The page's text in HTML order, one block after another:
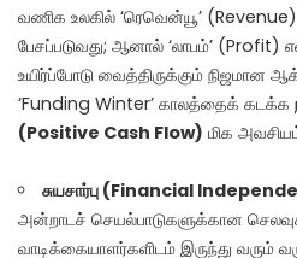
வணிக உலகில் ‘ரெவென்யூ’
பேசப்படுவது; ஆனால் ‘லாபம்’ (Profit)
உயிர்ப்போடு வைத்திருக்கும் நிஜமான
‘Funding Winter’ காலத்தைக் கடக்க
(Positive Cash Flow) மிக
சுயசார்பு (Financial
அன்றாடச் செயல்பாடுகளுக்கான
வாடிக்கையாளர்களிடம் இருந்து